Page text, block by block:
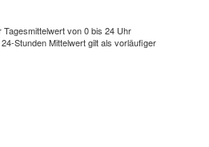
von 0 bis 24 Uhr
Stunden Mittelwert gilt als vorläufiger